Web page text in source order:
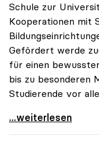
Schule zur
Kooperationen mit
Gefördert werde
für einen
bis zu besonderen
Studierende vor
uniko: Unis haben
...weiterlesen